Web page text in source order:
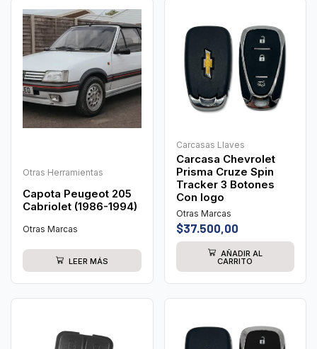
Otras Herramientas
Capota Peugeot 205
Cabriolet (1986-1994)
Otras Marcas
LEER MÁS
Carcasas Llaves
Carcasa Chevrolet
Prisma Cruze Spin
Tracker 3 Botones
Con logo
Otras Marcas
$37.500,00
AÑADIR AL
CARRITO